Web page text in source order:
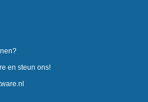
en steun ons!